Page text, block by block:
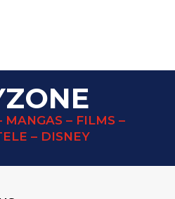
MANGAS – FILMS –
– DISNEY